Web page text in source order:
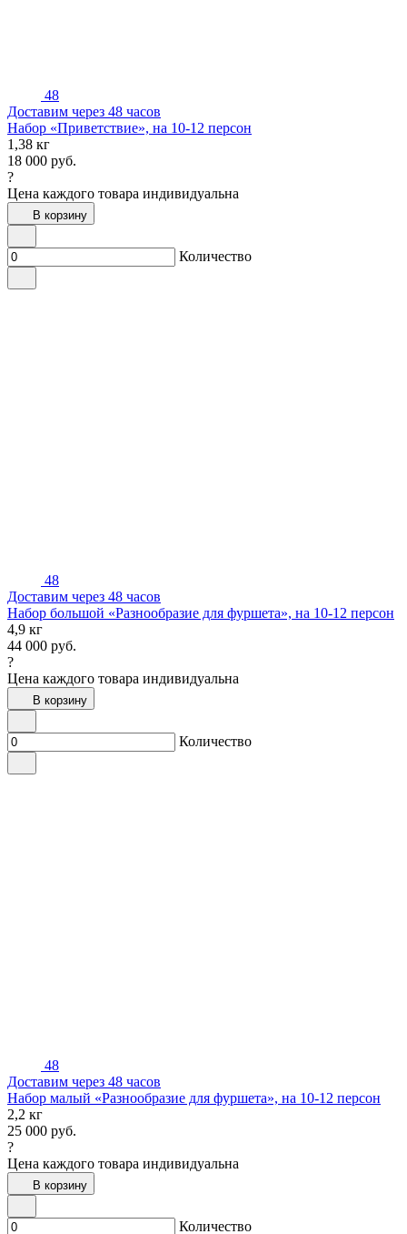
48
Доставим через 48 часов
Набор «Приветствие», на 10-12 персон
1,38 кг
18 000 руб.
?
Цена каждого товара индивидуальна
В корзину
Количество
48
Доставим через 48 часов
Набор большой «Разнообразие для фуршета», на 10-12 персон
4,9 кг
44 000 руб.
?
Цена каждого товара индивидуальна
В корзину
Количество
48
Доставим через 48 часов
Набор малый «Разнообразие для фуршета», на 10-12 персон
2,2 кг
25 000 руб.
?
Цена каждого товара индивидуальна
В корзину
Количество